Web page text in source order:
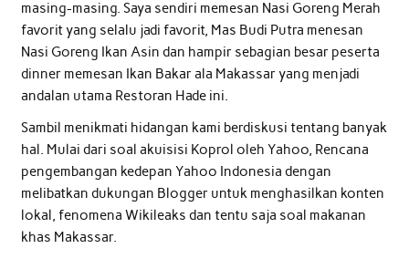
masing-masing. Saya sendiri memesan Nasi Goreng Merah
favorit yang selalu jadi favorit, Mas Budi Putra menesan
Nasi Goreng Ikan Asin dan hampir sebagian besar peserta
dinner memesan Ikan Bakar ala Makassar yang menjadi
andalan utama Restoran Hade ini.
Sambil menikmati hidangan kami berdiskusi tentang banyak
hal. Mulai dari soal akuisisi Koprol oleh Yahoo, Rencana
pengembangan kedepan Yahoo Indonesia dengan
melibatkan dukungan Blogger untuk menghasilkan konten
lokal, fenomena Wikileaks dan tentu saja soal makanan
khas Makassar.